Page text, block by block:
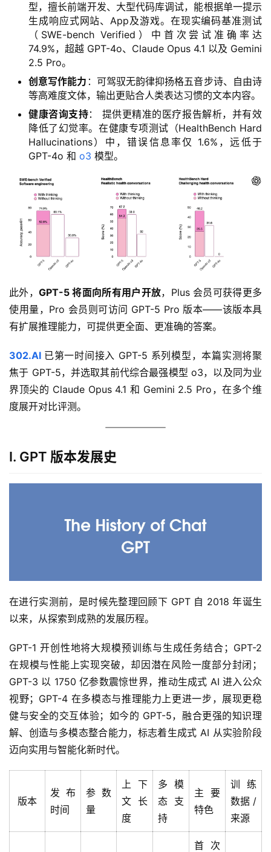
型，擅长前端开发、大型代码库调试，能根据单一提示
生成响应式网站、App及游戏。在现实编码基准测试
（SWE-bench Verified）中首次尝试准确率达
74.9%，超越 GPT-4o、Claude Opus 4.1 以及 Gemini
2.5 Pro。
创意写作能力 ：可驾驭无韵律抑扬格五音步诗、自由诗
等高难度文体，输出更贴合人类表达习惯的文本内容。
健康咨询支持： 提供更精准的医疗报告解析，并有效
降低了幻觉率。在健康专项测试（HealthBench Hard
Hallucinations）中，错误信息率仅 1.6%，远低于
GPT-4o 和 o3 模型。
此外， GPT-5 将面向所有用户开放，Plus 会员可获得更多
使用量，Pro 会员则可访问 GPT-5 Pro 版本——该版本具
有扩展推理能力，可提供更全面、更准确的答案。
302.AI 已第一时间接入 GPT-5 系列模型，本篇实测将聚
焦于 GPT-5，并选取其前代综合最强模型 o3，以及同为业
界顶尖的 Claude Opus 4.1 和 Gemini 2.5 Pro，在多个维
度展开对比评测。
I. GPT 版本发展史
在进行实测前，是时候先整理回顾下 GPT 自 2018 年诞生
以来，从探索到成熟的发展历程。
GPT-1 开创性地将大规模预训练与生成任务结合；GPT-2
在规模与性能上实现突破，却因潜在风险一度部分封闭；
GPT-3 以 1750 亿参数震惊世界，推动生成式 AI 进入公众
视野；GPT-4 在多模态与推理能力上更进一步，展现更稳
健与安全的交互体验；如今的 GPT-5，融合更强的知识理
解、创造与多模态整合能力，标志着生成式 AI 从实验阶段
迈向实用与智能化新时代。
版本
发布
时间
参数
量
上下
文长
度
多模
态支
持
主要
特色
训练
数据 /
来源
首次